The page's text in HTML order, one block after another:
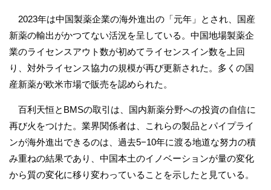
2023年は中国製薬企業の海外進出の「元年」とされ、国産
新薬の輸出がかつてない活況を呈している。中国地場製薬企
業のライセンスアウト数が初めてライセンスイン数を上回
り、対外ライセンス協力の規模が再び更新された。多くの国
産新薬が欧米市場で販売を認められた。
百利天恒とBMSの取引は、国内新薬分野への投資の自信に
再び火をつけた。業界関係者は、これらの製品とパイプライ
ンが海外進出できるのは、過去5−10年に渡る地道な努力の積
み重ねの結果であり、中国本土のイノベーションが量の変化
から質の変化に移り変わっていることを示したと見ている。